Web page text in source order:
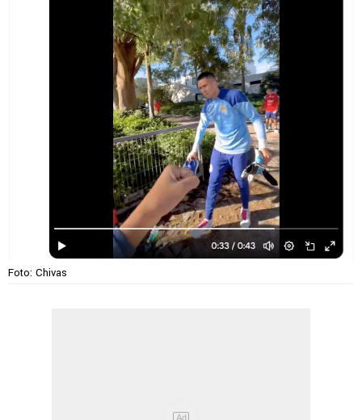
Foto: Chivas